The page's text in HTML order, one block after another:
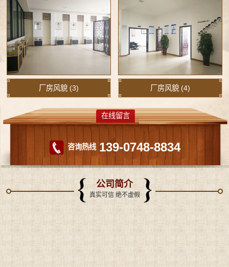
厂房风貌 (3) 厂房风貌 (4)
咨询热线 139-0748-8834
在线留言
公司简介
真实可信 绝不虚假